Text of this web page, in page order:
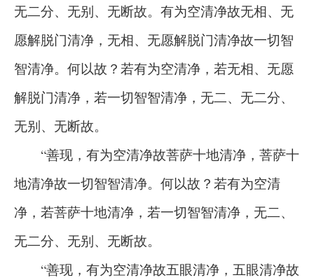
无二分、无别、无断故。有为空清净故无相、无
愿解脱门清净，无相、无愿解脱门清净故一切智
智清净。何以故？若有为空清净，若无相、无愿
解脱门清净，若一切智智清净，无二、无二分、
无别、无断故。
“善现，有为空清净故菩萨十地清净，菩萨十
地清净故一切智智清净。何以故？若有为空清
净，若菩萨十地清净，若一切智智清净，无二、
无二分、无别、无断故。
“善现，有为空清净故五眼清净，五眼清净故